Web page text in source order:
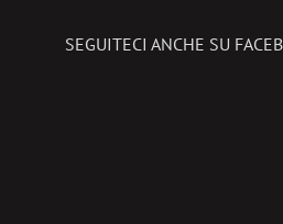
SEGUITECI ANCHE SU